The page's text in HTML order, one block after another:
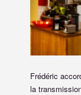
Frédéric
la